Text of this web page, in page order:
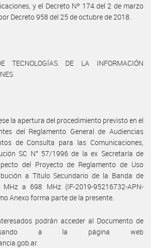
y el Decreto Nº 174 del 2 de marzo
Decreto 958 del 25 de octubre de 2018.
TECNOLOGÍAS DE LA INFORMACIÓN
la apertura del procedimiento previsto en el
del Reglamento General de Audiencias
de Consulta para las Comunicaciones,
SC N° 57/1996 de la ex Secretaría de
del Proyecto de Reglamento de Uso
a Título Secundario de la Banda de
a 698 MHz (IF-2019-95216732-APN-
Anexo forma parte de la presente.
podrán acceder al Documento de
a la página web